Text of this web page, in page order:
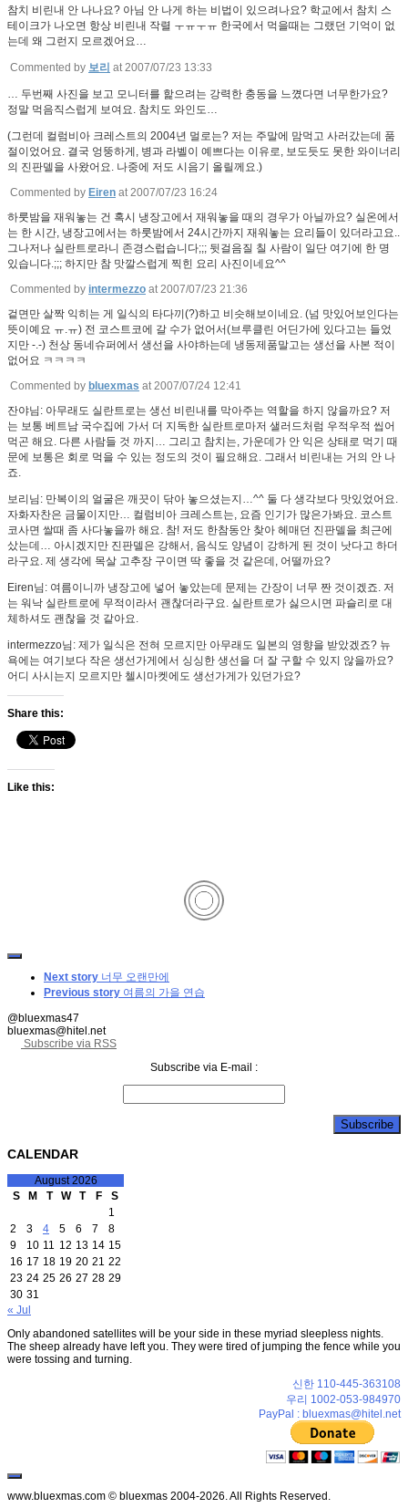
참치 비린내 안 나나요? 아님 안 나게 하는 비법이 있으려나요? 학교에서 참치 스
테이크가 나오면 항상 비린내 작렬 ㅜㅠㅜㅠ 한국에서 먹을때는 그랬던 기억이 없
는데 왜 그런지 모르겠어요…
Commented by 보리 at 2007/07/23 13:33
… 두번째 사진을 보고 모니터를 핥으려는 강력한 충동을 느꼈다면 너무한가요?
정말 먹음직스럽게 보여요. 참치도 와인도…
(그런데 컬럼비아 크레스트의 2004년 멀로는? 저는 주말에 맘먹고 사러갔는데 품
절이었어요. 결국 엉뚱하게, 병과 라벨이 예쁘다는 이유로, 보도듯도 못한 와이너리
의 진판델을 사왔어요. 나중에 저도 시음기 올릴께요.)
Commented by Eiren at 2007/07/23 16:24
하룻밤을 재워놓는 건 혹시 냉장고에서 재워놓을 때의 경우가 아닐까요? 실온에서
는 한 시간, 냉장고에서는 하룻밤에서 24시간까지 재워놓는 요리들이 있더라고요..
그나저나 실란트로라니 존경스럽습니다;;; 뒷걸음질 칠 사람이 일단 여기에 한 명
있습니다.;;; 하지만 참 맛깔스럽게 찍힌 요리 사진이네요^^
Commented by intermezzo at 2007/07/23 21:36
겉면만 살짝 익히는 게 일식의 타다끼(?)하고 비슷해보이네요. (넘 맛있어보인다는
뜻이예요 ㅠ.ㅠ) 전 코스트코에 갈 수가 없어서(브루클린 어딘가에 있다고는 들었
지만 -.-) 천상 동네슈퍼에서 생선을 사야하는데 냉동제품말고는 생선을 사본 적이
없어요 ㅋㅋㅋㅋ
Commented by bluexmas at 2007/07/24 12:41
잔야님: 아무래도 실란트로는 생선 비린내를 막아주는 역할을 하지 않을까요? 저
는 보통 베트남 국수집에 가서 더 지독한 실란트로마저 샐러드처럼 우적우적 씹어
먹곤 해요. 다른 사람들 것 까지… 그리고 참치는, 가운데가 안 익은 상태로 먹기 때
문에 보통은 회로 먹을 수 있는 정도의 것이 필요해요. 그래서 비린내는 거의 안 나
죠.
보리님: 만복이의 얼굴은 깨끗이 닦아 놓으셨는지…^^ 둘 다 생각보다 맛있었어요.
자화자찬은 금물이지만… 컬럼비아 크레스트는, 요즘 인기가 많은가봐요. 코스트
코사면 쌀때 좀 사다놓을까 해요. 참! 저도 한참동안 찾아 헤매던 진판델을 최근에
샀는데… 아시겠지만 진판델은 강해서, 음식도 양념이 강하게 된 것이 낫다고 하더
라구요. 제 생각에 목살 고추장 구이면 딱 좋을 것 같은데, 어떨까요?
Eiren님: 여름이니까 냉장고에 넣어 놓았는데 문제는 간장이 너무 짠 것이겠죠. 저
는 워낙 실란트로에 무적이라서 괜찮더라구요. 실란트로가 싫으시면 파슬리로 대
체하셔도 괜찮을 것 같아요.
intermezzo님: 제가 일식은 전혀 모르지만 아무래도 일본의 영향을 받았겠죠? 뉴
욕에는 여기보다 작은 생선가게에서 싱싱한 생선을 더 잘 구할 수 있지 않을까요?
어디 사시는지 모르지만 첼시마켓에도 생선가게가 있던가요?
Share this:
Like this:
Next story 너무 오랜만에
Previous story 여름의 가을 연습
@bluexmas47
bluexmas@hitel.net
Subscribe via RSS
Subscribe via E-mail :
CALENDAR
August 2026
S
M T W T F
S
1
2
3 4 5 6 7
8
9
10 11 12 13 14 15
16 17 18 19 20 21 22
23 24 25 26 27 28 29
30 31
« Jul
Only abandoned satellites will be your side in these myriad sleepless nights.
The sheep already have left you. They were tired of jumping the fence while you
were tossing and turning.
신한 110-445-363108
우리 1002-053-984970
PayPal : bluexmas@hitel.net
www.bluexmas.com © bluexmas 2004-2026. All Rights Reserved.